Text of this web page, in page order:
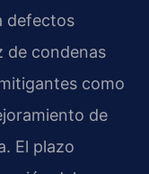
defectos
de condenas
como
de
El plazo